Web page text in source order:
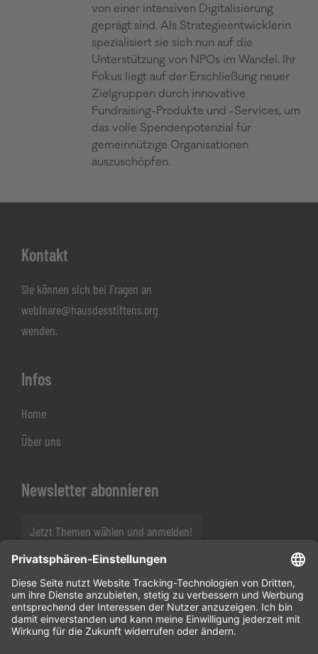
von einer intensiven Digitalisierung
geprägt sind. Als Strategieentwicklerin
spezialisiert sie sich nun auf die
Unterstützung von NPOs im Wandel. Ihr
Fokus liegt auf der Erschließung neuer
Zielgruppen durch innovative
Fundraising-Produkte und -Services, um
das volle Spendenpotenzial für
gemeinnützige Organisationen
auszuschöpfen.
FooterKontakt
Sie können sich bei Fragen an
webinare@hausdesstiftens.org
wenden.
Infos
Home
Über uns
Newsletter abonnieren
Jetzt Themen wählen und anmelden!
Folgen Sie uns